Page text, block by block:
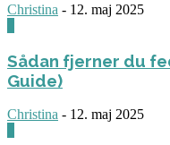
Christina - 12. maj 2025
Sådan fjerner du
Guide)
Christina - 12. maj 2025